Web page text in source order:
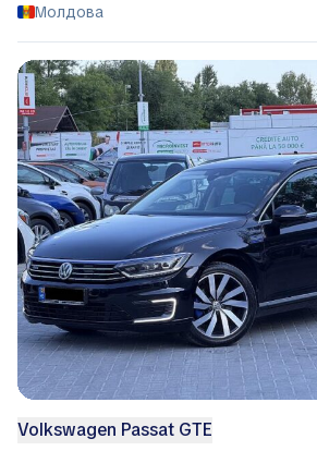
Молдова
Volkswagen Passat GTE